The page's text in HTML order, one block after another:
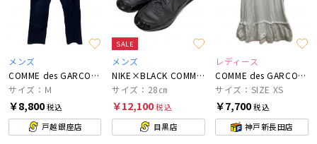
メンズ
COMME des GARCONS HOMME
サイズ：Ｍ
￥8,800税込
戸越銀座店
SALE
メンズ
NIKE×BLACK COMME des GARCONS
サイズ：28㎝
￥12,100税込
目黒店
レディース
COMME des GARCONS
サイズ：SIZE XS
￥7,700税込
神戸新長田店